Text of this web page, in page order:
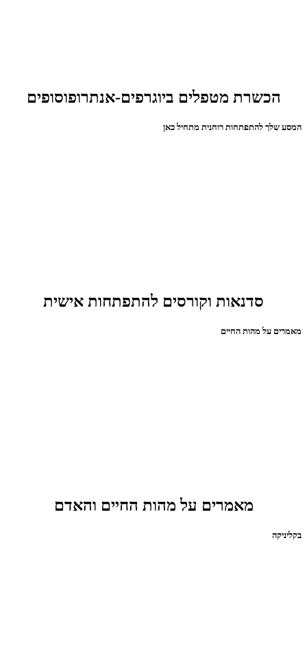
הכשרת מטפלים ביוגרפים-אנתרופוסופים
המסע שלך להתפתחות רוחנית מתחיל כאן
סדנאות וקורסים להתפתחות אישית
מאמרים על מהות החיים
מאמרים על מהות החיים והאדם
בקליניקה